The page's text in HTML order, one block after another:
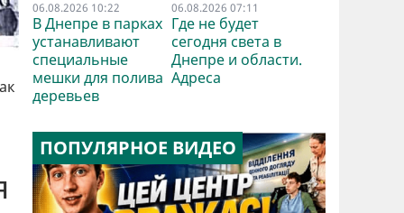
06.08.2026 10:22
В Днепре в парках
устанавливают
специальные
мешки для полива
деревьев
06.08.2026 07:11
Где не будет
сегодня света в
Днепре и области.
Адреса
ПОПУЛЯРНОЕ ВИДЕО